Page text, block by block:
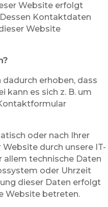
Website erfolgt
Kontaktdaten
Website
erhoben, dass
kann es sich z. B. um
oder nach Ihrer
durch unsere IT-
allem technische Daten
oder Uhrzeit
dieser Daten erfolgt
Website betreten.